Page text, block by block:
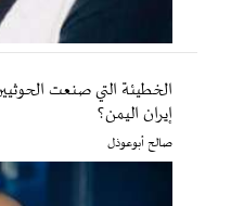
الخطيئة التي صنعت
إيران اليمن؟
صالح أبوعوذل